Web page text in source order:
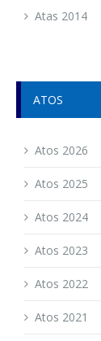
Atas 2014
ATOS
Atos 2026
Atos 2025
Atos 2024
Atos 2023
Atos 2022
Atos 2021